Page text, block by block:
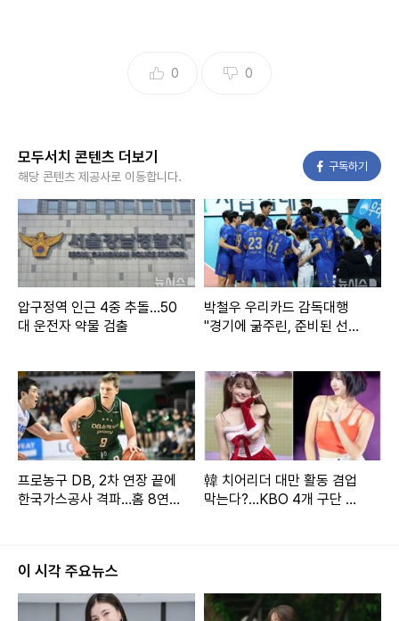
0 0
모두서치 콘텐츠 더보기
해당 콘텐츠 제공사로 이동합니다.
구독하기
압구정역 인근 4중 추돌…50
대 운전자 약물 검출
박철우 우리카드 감독대행
"경기에 굶주린, 준비된 선수
프로농구 DB, 2차 연장 끝에
한국가스공사 격파…홈 8연
韓 치어리더 대만 활동 겸업
막는다?…KBO 4개 구단 논
이 시각 주요뉴스